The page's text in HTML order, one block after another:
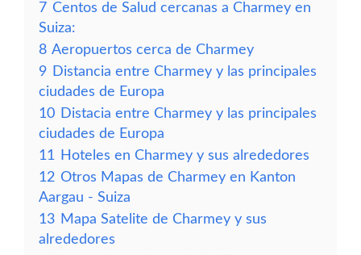
7 Centos de Salud cercanas a Charmey en
Suiza:
8 Aeropuertos cerca de Charmey
9 Distancia entre Charmey y las principales
ciudades de Europa
10 Distacia entre Charmey y las principales
ciudades de Europa
11
Hoteles en Charmey y sus alrededores
12 Otros Mapas de Charmey en Kanton
Aargau - Suiza
13 Mapa Satelite de Charmey y sus
alrededores